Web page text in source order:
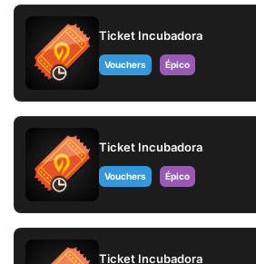
Ticket Incubadora
Vouchers Épico
Ticket Incubadora
Vouchers Épico
Ticket Incubadora